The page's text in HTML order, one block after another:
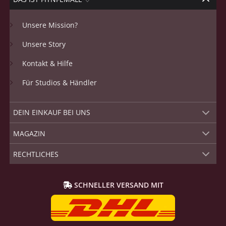
der
ausgewählt
Unsere Mission?
Unsere Story
Kontakt & Hilfe
Für Studios & Händler
DEIN EINKAUF BEI UNS
MAGAZIN
RECHTLICHES
SCHNELLER VERSAND MIT